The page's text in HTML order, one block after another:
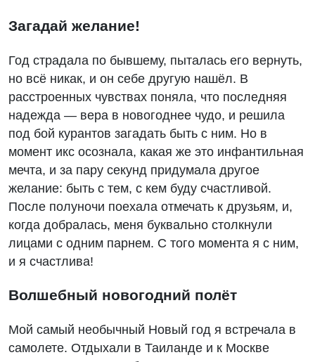
Загадай желание!
Год страдала по бывшему, пыталась его вернуть,
но всё никак, и он себе другую нашёл. В
расстроенных чувствах поняла, что последняя
надежда — вера в новогоднее чудо, и решила
под бой курантов загадать быть с ним. Но в
момент икс осознала, какая же это инфантильная
мечта, и за пару секунд придумала другое
желание: быть с тем, с кем буду счастливой.
После полуночи поехала отмечать к друзьям, и,
когда добралась, меня буквально столкнули
лицами с одним парнем. С того момента я с ним,
и я счастлива!
Волшебный новогодний полёт
Мой самый необычный Новый год я встречала в
самолете. Отдыхали в Таиланде и к Москве